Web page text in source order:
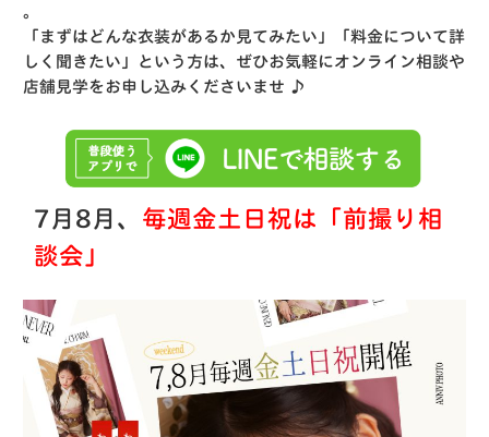
。
「まずはどんな衣装があるか見てみたい」「料金について詳
しく聞きたい」という方は、ぜひお気軽にオンライン相談や
店舗見学をお申し込みくださいませ ♪
7月8月、 毎週金土日祝は「前撮り相
談会」